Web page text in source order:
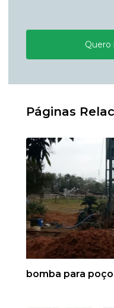
Páginas
bomba para